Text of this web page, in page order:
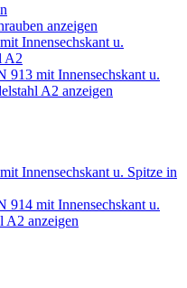
anzeigen
Innensechskant u.
A2
913 mit Innensechskant u.
A2 anzeigen
Innensechskant u. Spitze in
914 mit Innensechskant u.
A2 anzeigen